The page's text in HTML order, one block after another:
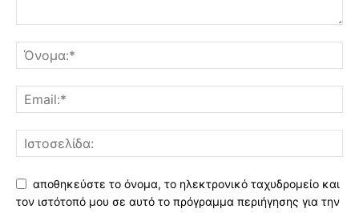
αποθηκεύστε το όνομα, το ηλεκτρονικό ταχυδρομείο και
τον ιστότοπό μου σε αυτό το πρόγραμμα περιήγησης για την